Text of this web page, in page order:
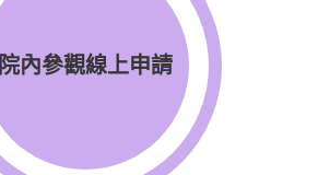
院內參觀線上申請